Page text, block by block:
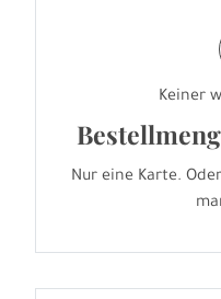
Keiner
Nur eine Karte.